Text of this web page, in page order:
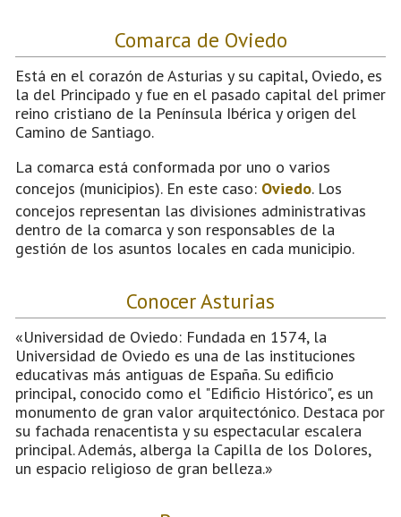
Comarca de Oviedo
Está en el corazón de Asturias y su capital, Oviedo, es
la del Principado y fue en el pasado capital del primer
reino cristiano de la Península Ibérica y origen del
Camino de Santiago.
La comarca está conformada por uno o varios
concejos (municipios). En este caso: Oviedo. Los
concejos representan las divisiones administrativas
dentro de la comarca y son responsables de la
gestión de los asuntos locales en cada municipio.
Conocer Asturias
«Universidad de Oviedo: Fundada en 1574, la
Universidad de Oviedo es una de las instituciones
educativas más antiguas de España. Su edificio
principal, conocido como el "Edificio Histórico", es un
monumento de gran valor arquitectónico. Destaca por
su fachada renacentista y su espectacular escalera
principal. Además, alberga la Capilla de los Dolores,
un espacio religioso de gran belleza.»